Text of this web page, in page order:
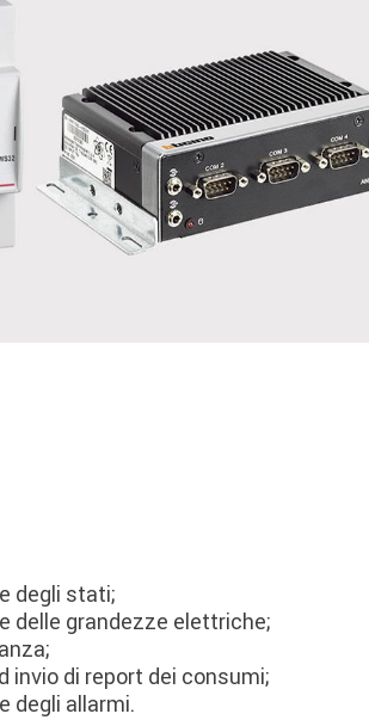
degli stati;
delle grandezze elettriche;
invio di report dei consumi;
degli allarmi.